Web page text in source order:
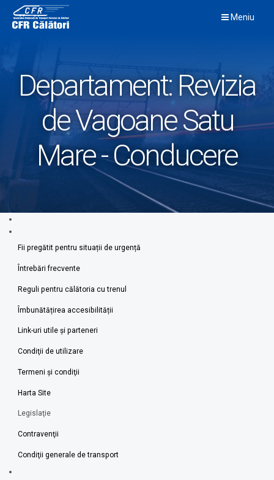
content
Meniu
Departament: Revizia
de Vagoane Satu
Mare - Conducere
Fii pregătit pentru situații de urgență
Întrebări frecvente
Reguli pentru călătoria cu trenul
Îmbunătățirea accesibilității
Link-uri utile şi parteneri
Condiţii de utilizare
Termeni şi condiţii
Harta Site
Legislaţie
Contravenţii
Condiţii generale de transport